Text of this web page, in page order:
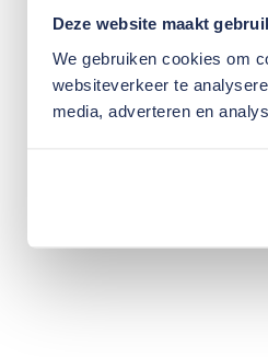
Deze website maakt
We gebruiken cookies om
websiteverkeer te
media, adverteren en